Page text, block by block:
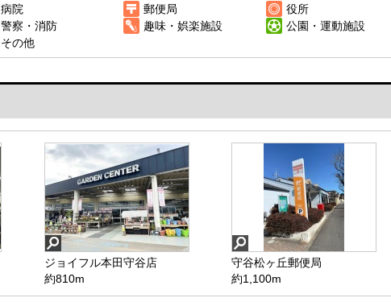
病院 郵便局
役所
警察・消防 趣味・娯楽施設
公園・運動施設
その他
ジョイフル本田守谷店
約810m
守谷松ヶ丘郵便局
約1,100m
ファミリーマート守谷美園
店
約1,410m
南守谷クリニック
約1,390m